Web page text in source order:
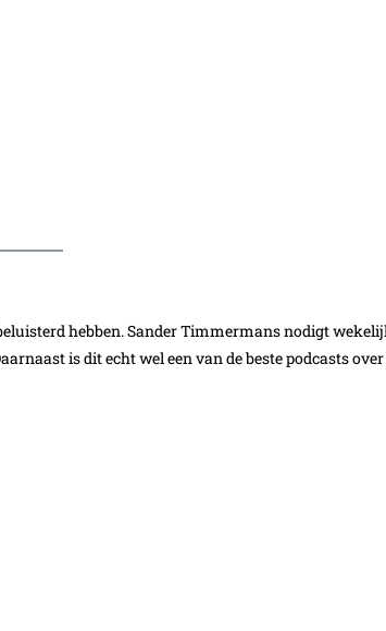
hebben. Sander Timmermans nodigt
is dit echt wel een van de beste podcasts